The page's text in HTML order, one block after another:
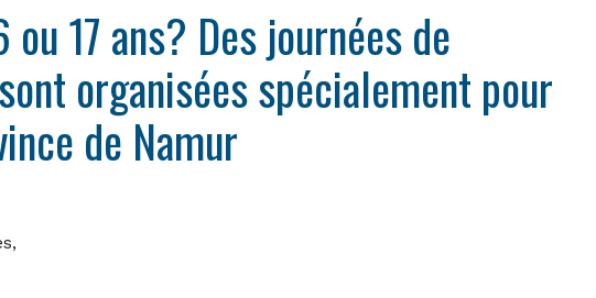
ou 17 ans? Des journées de
organisées spécialement pour
de Namur